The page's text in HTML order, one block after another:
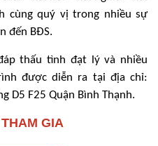
cùng quý vị trong nhiều sự
đến BĐS.
thấu tình đạt lý và nhiều
được diễn ra tại địa chỉ:
D5 F25 Quận Bình Thạnh.
GIA